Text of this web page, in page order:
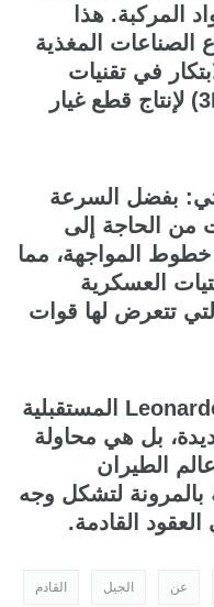
المركبة. هذا
المغذية
في تقنيات
التصنيع المضافة (3D Printing) لإنتاج قطع غيار
بفضل السرعة
من الحاجة إلى
المواجهة، مما
العسكرية
تتعرض لها قوات
بناءً على ما تقدم، فإن رؤية Leonardo المستقبلية
بل هي محاولة
الطيران
بالمرونة لتشكل وجه
القادمة.
عن الجيل القادم